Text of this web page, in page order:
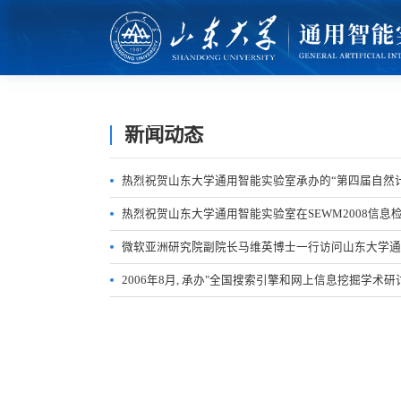
新闻动态
热烈祝贺山东大学通用智能实验室承办的“第四届自然
热烈祝贺山东大学通用智能实验室在SEWM2008信息
微软亚洲研究院副院长马维英博士一行访问山东大学
2006年8月, 承办"全国搜索引擎和网上信息挖掘学术研